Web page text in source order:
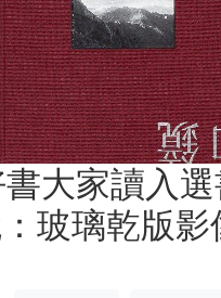
大家讀入
玻璃乾版影